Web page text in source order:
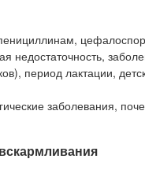
период лактации,
заболевания,